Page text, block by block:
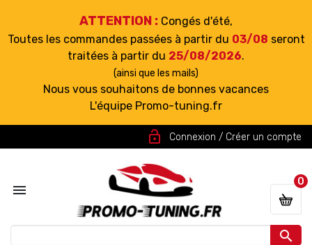
ATTENTION : Congés d'été,
Toutes les commandes passées à partir du 03/08 seront
traitées à partir du 25/08/2026.
(ainsi que les mails)
Nous vous souhaitons de bonnes vacances
L'équipe Promo-tuning.fr
lock_open Connexion / Créer un compte


0